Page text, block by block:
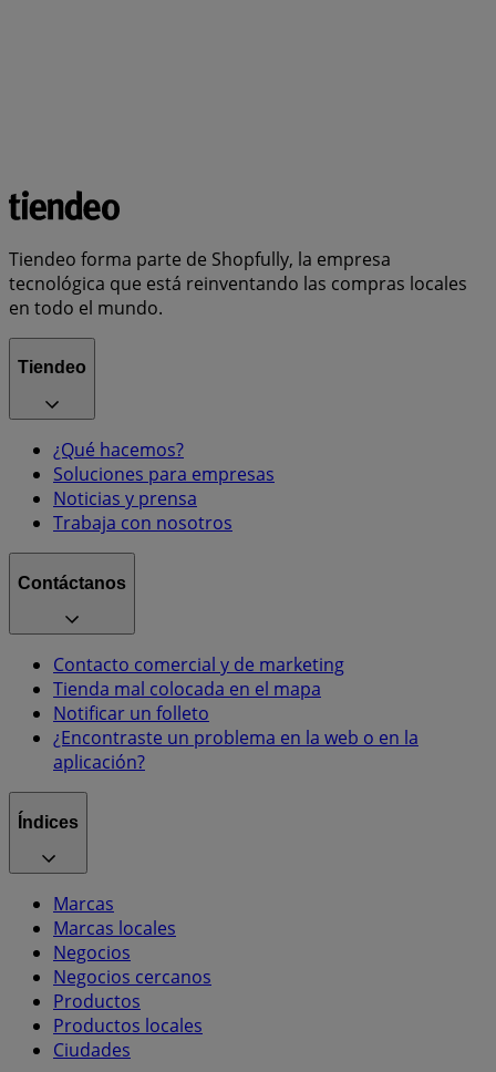
Tiendeo forma parte de Shopfully, la empresa
tecnológica que está reinventando las compras locales
en todo el mundo.
Tiendeo
¿Qué hacemos?
Soluciones para empresas
Noticias y prensa
Trabaja con nosotros
Contáctanos
Contacto comercial y de marketing
Tienda mal colocada en el mapa
Notificar un folleto
¿Encontraste un problema en la web o en la
aplicación?
Índices
Marcas
Marcas locales
Negocios
Negocios cercanos
Productos
Productos locales
Ciudades